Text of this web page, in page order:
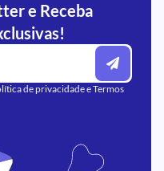
e Receba
de privacidadeeTermos